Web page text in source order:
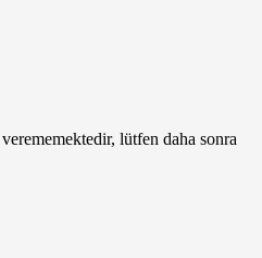
lütfen daha sonra